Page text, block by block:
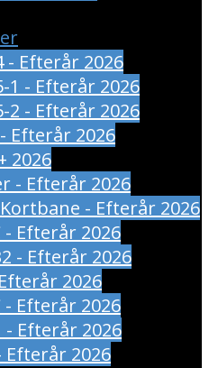
- Efterår 2026
1 - Efterår 2026
2 - Efterår 2026
Efterår 2026
2026
- Efterår 2026
Kortbane - Efterår 2026
- Efterår 2026
- Efterår 2026
2026
- Efterår 2026
- Efterår 2026
Efterår 2026